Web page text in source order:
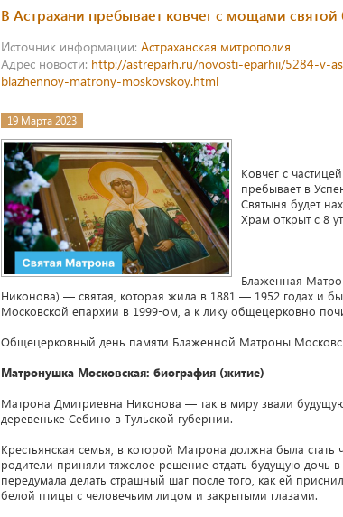
В Астрахани пребывает ковчег с мощами
Источник информации: Астраханская митрополия
Адрес новости: http://astreparh.ru/novosti-eparhii/5284-v-
blazhennoy-matrony-moskovskoy.html
19 Марта 2023
Ковчег с
пребывает в
Святыня будет
Храм открыт с 8
Блаженная
Никонова) — святая, которая жила в 1881 — 1952 годах и
Московской епархии в 1999-ом, а к лику общецерковно
Общецерковный день памяти Блаженной Матроны
Матронушка Московская: биография (житие)
Матрона Дмитриевна Никонова — так в миру звали
деревеньке Себино в Тульской губернии.
Крестьянская семья, в которой Матрона должна была
родители приняли тяжелое решение отдать будущую дочь
передумала делать страшный шаг после того, как ей
белой птицы с человечьим лицом и закрытыми глазами.